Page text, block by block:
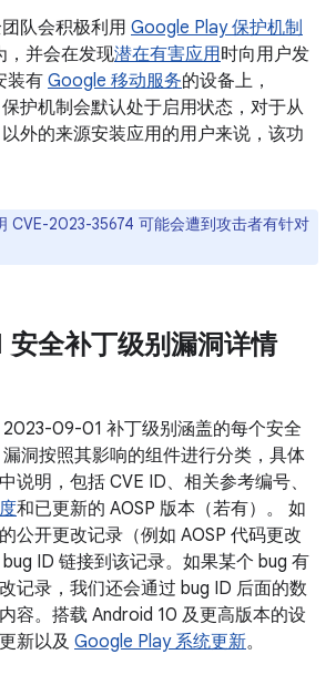
队会积极利用 Google Play 保护机制
，并会在发现潜在有害应用时向用户发
装有 Google 移动服务的设备上，
护机制会默认处于启用状态，对于从
外的来源安装应用的用户来说，该功
CVE-2023-35674 可能会遭到攻击者有针对
全补丁级别漏洞详情
09-01 补丁级别涵盖的每个安全
洞按照其影响的组件进行分类，具体
说明，包括 CVE ID、相关参考编号、
和已更新的 AOSP 版本（若有）。 如
公开更改记录（例如 AOSP 代码更改
ID 链接到该记录。如果某个 bug 有
记录，我们还会通过 bug ID 后面的数
容。搭载 Android 10 及更高版本的设
新以及 Google Play 系统更新。